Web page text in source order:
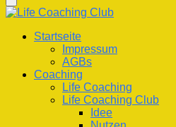
Life Coaching Club
Für Deine Lebenskompetenz
Startseite
Impressum
AGBs
Coaching
Life Coaching
Life Coaching Club
Idee